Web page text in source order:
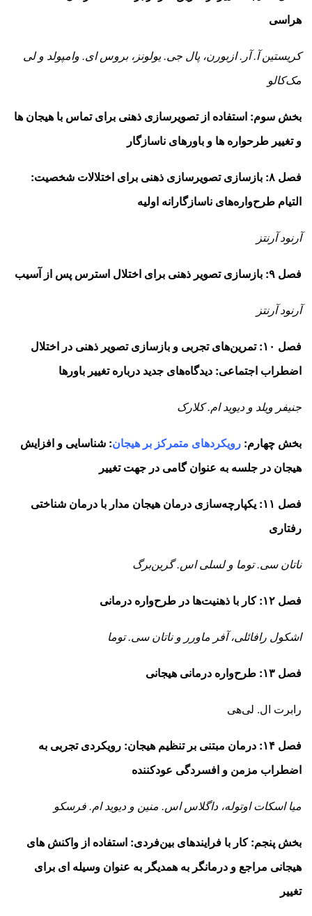
هراسی
کریستین آ. آر. ازبورن، پال جی. یولونز، بروس ای. وامپولد و لی
مک‌کالو
بخش سوم: استفاده از تصویرسازی ذهنی برای تماس با هیجان­ ها
و تغییر طرح­واره ­ها و باورهای ناسازگار
فصل ۸: بازسازی تصویرسازی ذهنی برای اختلالات شخصیت:
التیام طرح‌واره‌های ناسازگارانه­ اولیه
آرنود آرنتز
فصل ۹: بازسازی تصویر ذهنی برای اختلال استرس پس از آسیب
آرنود آرنتز
فصل ۱۰: تمرین‌های تجربی و بازسازی تصویر ذهنی در اختلال
اضطراب اجتماعی: دیدگاه‌های جدید درباره­ تغییر باورها
جنیفر ویلد و دیوید ام. کلارک
بخش چهارم: رویکردهای متمرکز بر هیجان: شناسایی و افزایش
هیجان در جلسه به عنوان گامی در جهت تغییر
فصل ۱۱: یکپارچه‌سازی درمان هیجان­
مدار با درمان شناختی
رفتاری
ناتان سی. توما و لسلی اس. گرین‌برگ
فصل ۱۲: کار با ذهنیت‌ها در طرح‌واره درمانی
اشکول رافائلی، آفر ماورر و ناتان سی.‌ توما
فصل ۱۳: طرح‌واره درمانی هیجانی
رابرت ال. لی‌هی
فصل ۱۴: درمان مبتنی بر تنظیم هیجان: رویکردی تجربی به
اضطراب مزمن و افسردگی عودکننده
میا اسکات اوتوله، داگلاس اس. منین و دیوید ام. فرسکو
بخش پنجم: کار با فرایندهای بین‌فردی: استفاده از واکنش ­های
هیجانی مراجع و درمانگر به همدیگر به عنوان وسیله­ ای برای
تغییر